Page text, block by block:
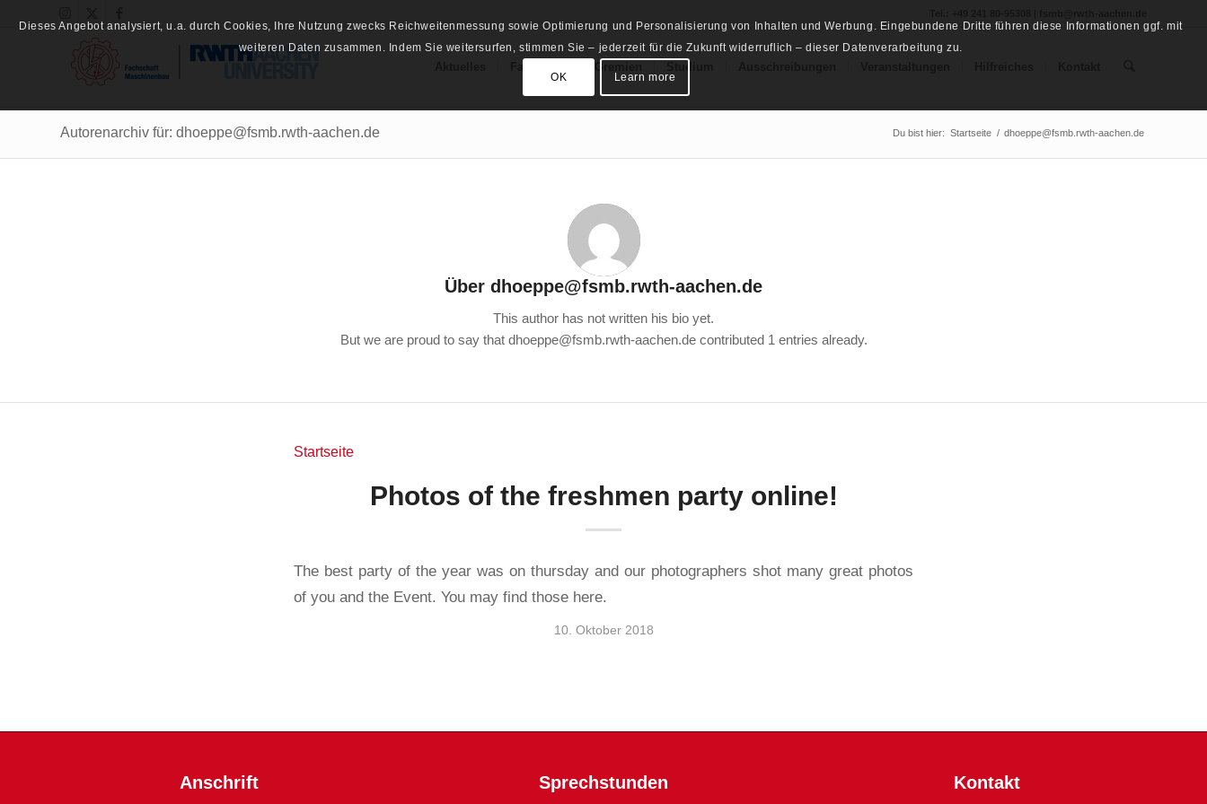
Autorenarchiv für: dhoeppe@fsmb.rwth-aachen.de Du bist hier: Startseite / dhoeppe@fsmb.rwth-aachen.de
Über dhoeppe@fsmb.rwth-aachen.de
This author has not written his bio yet.
But we are proud to say that dhoeppe@fsmb.rwth-aachen.decontributed 1 entries already.
Startseite
Photos of the freshmen party online!
The best party of the year was on thursday and our photographers shot many great photos
of you and the Event. You may find those here.
10. Oktober 2018
Anschrift Sprechstunden Kontakt
Dieses Angebot analysiert, u.a. durch Cookies, Ihre Nutzung zwecks Reichweitenmessung sowie Optimierung und Personalisierung von Inhalten und Werbung. Eingebundene Dritte führen diese Informationen ggf. mit
weiteren Daten zusammen. Indem Sie weitersurfen, stimmen Sie – jederzeit für die Zukunft widerruflich – dieser Datenverarbeitung zu.
OK Learn more